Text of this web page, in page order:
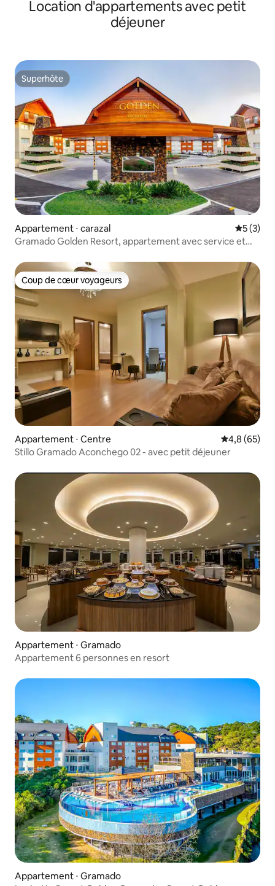
Location d'appartements avec petit
déjeuner
Superhôte
Superhôte
Appartement ⋅ carazal
5 (3)
Gramado Golden Resort, appartement avec service et
Coup de cœur voyageurs
Coup de cœur voyageurs
Appartement ⋅ Centre Évaluation
4,8 (65)
Stillo Gramado Aconchego 02 - avec petit déjeuner
Appartement ⋅ Gramado
Appartement 6 personnes en resort
Appartement ⋅ Gramado